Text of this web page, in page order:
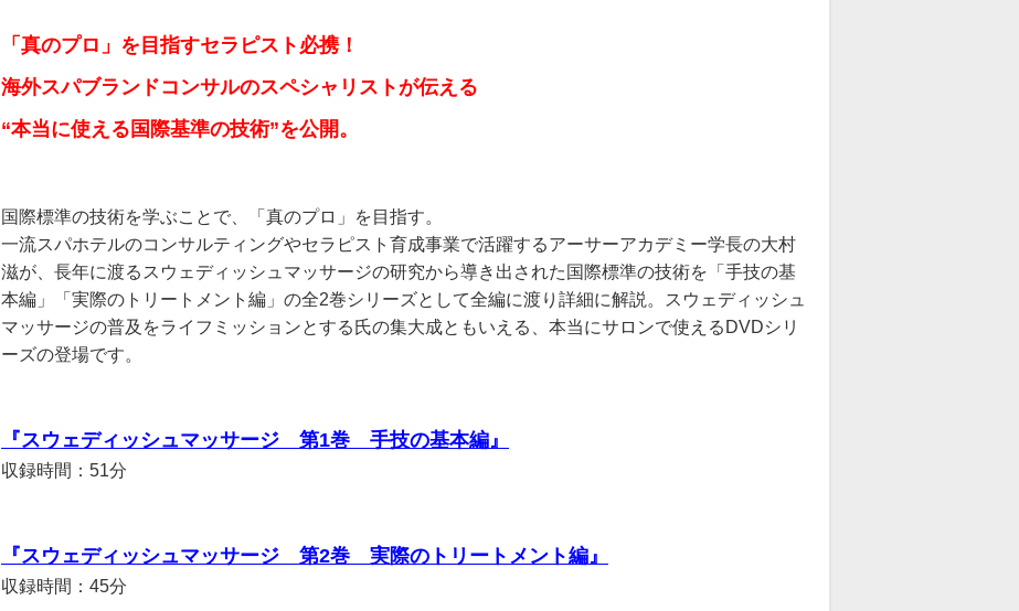
「真のプロ」を目指すセラピスト必携！
海外スパブランドコンサルのスペシャリストが伝える
“本当に使える国際基準の技術”を公開。
国際標準の技術を学ぶことで、「真のプロ」を目指す。
一流スパホテルのコンサルティングやセラピスト育成事業で活躍するアーサーアカデミー学長の大村
滋が、長年に渡るスウェディッシュマッサージの研究から導き出された国際標準の技術を「手技の基
本編」「実際のトリートメント編」の全2巻シリーズとして全編に渡り詳細に解説。スウェディッシュ
マッサージの普及をライフミッションとする氏の集大成ともいえる、本当にサロンで使えるDVDシリ
ーズの登場です。
『スウェディッシュマッサージ 第1巻 手技の基本編』
収録時間：51分
『スウェディッシュマッサージ 第2巻 実際のトリートメント編』
収録時間：45分